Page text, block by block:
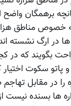
برهمگان
خصوص مناطق
در ارگ نشسته
بگویند که در
پاتو سکوت
را در مقابل
ها بسنده